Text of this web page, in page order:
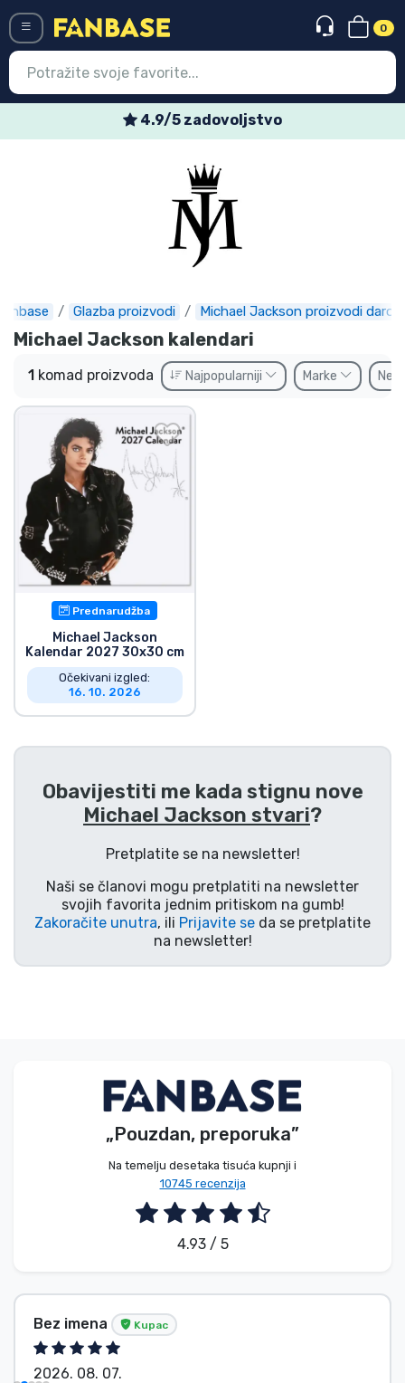
0
4.9/5 zadovoljstvo
Glazba proizvodi Michael Jackson proizvodi darovi
Michael Jackson kalendari
1 komad proizvoda Najpopularniji Marke Ne
Prednarudžba
Michael Jackson
Kalendar 2027 30x30 cm
Očekivani izgled:
16. 10. 2026
Obavijestiti me kada stignu nove
Michael Jackson stvari?
Pretplatite se na newsletter!
Naši se članovi mogu pretplatiti na newsletter
svojih favorita jednim pritiskom na gumb!
Zakoračite unutra, ili Prijavite se da se pretplatite
na newsletter!
„Pouzdan, preporuka”
Na temelju desetaka tisuća kupnji i
10745 recenzija
4.93 / 5
Bez imena Kupac
2026. 08. 07.
Najnovije proizvodi
Prednarudžbe
Outlet proizvodi
Dostava i plaćanje
TV serija proizvodi
Film proizvodi
Crtani proizvodi
Anime proizvodi
Gamer proizvodi
Sportski proizvodi
Marke